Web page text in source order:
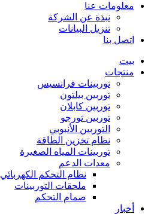
معلومات عنا
نبذة عن الشركة
تنزيل البيانات
اتصل بنا
بيت
منتجات
توربينات فرانسيس
توربين بيلتون
توربين كابلان
توربين تورجو
التوربين الأنبوبي
نظام تخزين الطاقة
توربينات المياه الصغيرة
معدات الدعم
نظام التحكم الكهربائي
ملحقات التوربينات
صمام التحكم
أخبار